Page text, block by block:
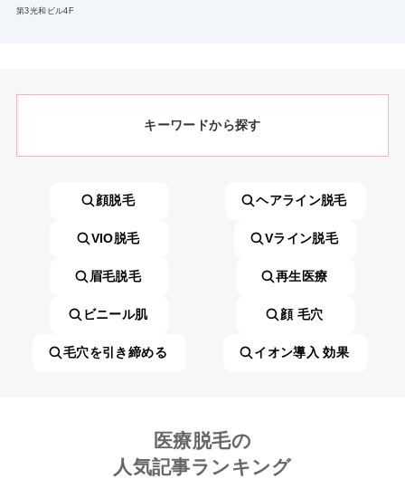
第3光和ビル4F
キーワードから探す
顔脱毛 ヘアライン脱毛
VIO脱毛 Vライン脱毛
眉毛脱毛 再生医療
ビニール肌 顔 毛穴
毛穴を引き締める イオン導入 効果
医療脱毛の
人気記事ランキング